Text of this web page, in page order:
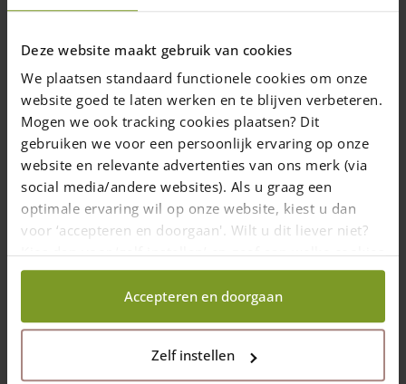
Deze website maakt gebruik van cookies
We plaatsen standaard functionele cookies om onze
website goed te laten werken en te blijven verbeteren.
Mogen we ook tracking cookies plaatsen? Dit
gebruiken we voor een persoonlijk ervaring op onze
website en relevante advertenties van ons merk (via
social media/andere websites). Als u graag een
optimale ervaring wil op onze website, kiest u dan
voor ‘accepteren en doorgaan'. Wilt u dit liever niet?
Kies dan voor ‘zelf instellen’ en geef aan welke cookies
wij wel mogen verzamelen.
Accepteren en doorgaan
Zelf instellen
Poort eiken enkel
Breedte: 120, 150, 180,
210 en 240 (cm)
Standaardhoogte: 120
Maatwerk mogelijk
1.500,00
Levering in 10 werkdagen
Poort eiken dubbel
Breedte: 120, 150, 180,
210 en 240 (cm)
Standaardhoogte: 120
(cm)
mogelijk
Vanaf€
Levering in 10 werkdagen